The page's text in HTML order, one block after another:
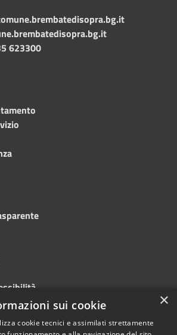
623300
×
sui cookie
cookie tecnici e assimilati strettamente